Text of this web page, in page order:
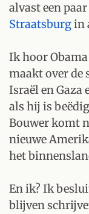
alvast een
Straatsburgin
Ik hoor
maakt over de
Israël en Gaza
als hij is
Bouwer komt
nieuwe
het
En ik? Ik
blijven